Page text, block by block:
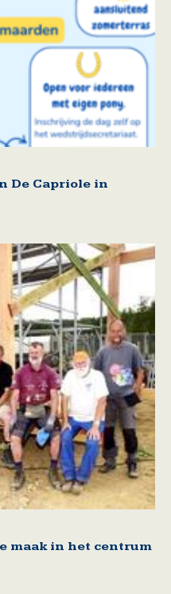
De Capriole in
maak in het centrum